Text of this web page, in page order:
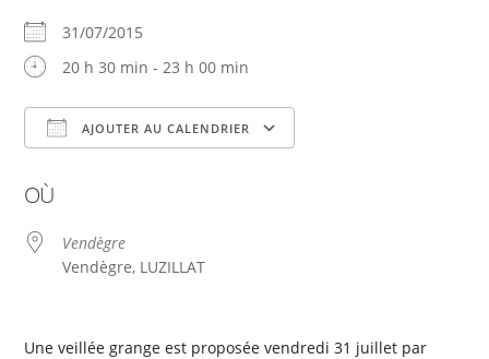
31/07/2015
20 h 30 min - 23 h 00 min
AJOUTER AU CALENDRIER
OÙ
Vendègre
Vendègre, LUZILLAT
Une veillée grange est proposée vendredi 31 juillet par